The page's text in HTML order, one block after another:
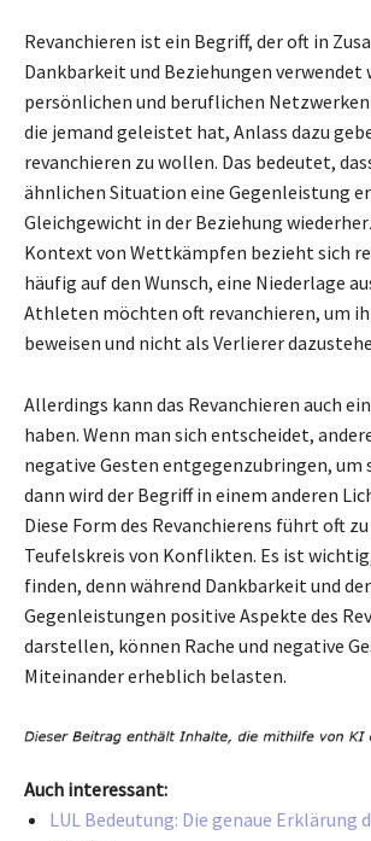
Revanchieren ist ein Begriff, der oft in
Dankbarkeit und Beziehungen verwendet
persönlichen und beruflichen
die jemand geleistet hat, Anlass dazu
revanchieren zu wollen. Das bedeutet,
ähnlichen Situation eine Gegenleistung
Gleichgewicht in der Beziehung
Kontext von Wettkämpfen bezieht sich
häufig auf den Wunsch, eine Niederlage
Athleten möchten oft revanchieren, um
beweisen und nicht als Verlierer
Allerdings kann das Revanchieren auch
haben. Wenn man sich entscheidet,
negative Gesten entgegenzubringen, um
dann wird der Begriff in einem anderen
Diese Form des Revanchierens führt oft
Teufelskreis von Konflikten. Es ist
finden, denn während Dankbarkeit und
Gegenleistungen positive Aspekte des
darstellen, können Rache und negative
Miteinander erheblich belasten.
Auch interessant:
LUL Bedeutung: Die genaue Erklärung